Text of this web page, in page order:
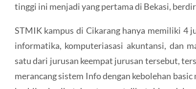
tinggi ini menjadi yang pertama di Bekasi,
STMIK kampus di Cikarang hanya memiliki 4
informatika, komputeriasasi akuntansi, dan
satu dari jurusan keempat jurusan tersebut,
merancang sistem Info dengan kebolehan